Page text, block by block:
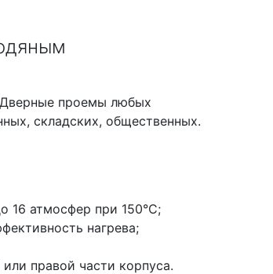
Дверные проемы любых
складских, общественных.
16 атмосфер при 150°С;
нагрева;
правой части корпуса.